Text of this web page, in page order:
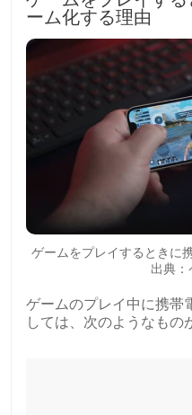
ーム化する理由
ゲームをプレイするときに
出典：
ゲームのプレイ中に携帯
しては、次のようなもの